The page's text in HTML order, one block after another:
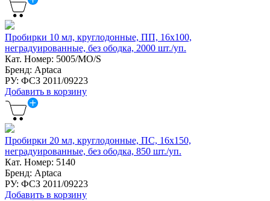
Пробирки 10 мл, круглодонные, ПП, 16х100,
неградуированные, без ободка, 2000 шт./уп.
Кат. Номер: 5005/MO/S
Бренд: Aptaca
РУ: ФСЗ 2011/09223
Добавить в корзину
Пробирки 20 мл, круглодонные, ПС, 16х150,
неградуированные, без ободка, 850 шт./уп.
Кат. Номер: 5140
Бренд: Aptaca
РУ: ФСЗ 2011/09223
Добавить в корзину